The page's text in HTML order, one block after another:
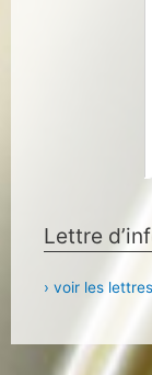
Lettre
› voir les